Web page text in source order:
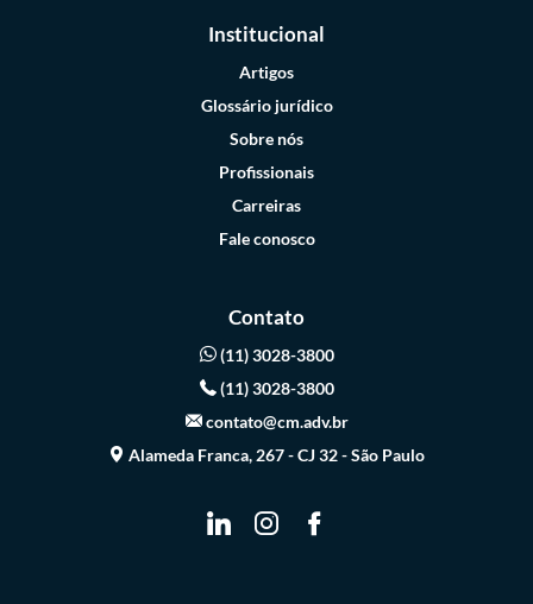
Institucional
Artigos
Glossário jurídico
Sobre nós
Profissionais
Carreiras
Fale conosco
Contato
(11) 3028-3800
(11) 3028-3800
contato@cm.adv.br
Alameda Franca, 267 - CJ 32 - São Paulo